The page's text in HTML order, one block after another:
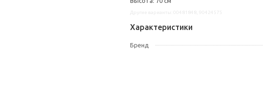
Характеристики
Бренд